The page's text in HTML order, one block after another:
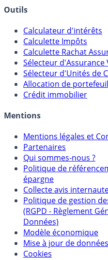
Outils
Calculateur d'intérêts
Calculette Impôts
Calculette Rachat
Sélecteur d'Assurance
Sélecteur d'Unités de
Allocation de
Crédit immobilier
Mentions
Mentions légales et
Partenaires
Qui sommes-nous ?
Politique de
épargne
Collecte avis
Politique de gestion
(RGPD - Règlement
Données)
Modèle économique
Mise à jour de
Cookies